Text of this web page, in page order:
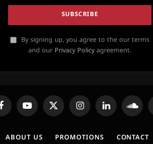
By signing up, you agree to the our terms
and our Privacy Policyagreement.
FacebookYouTubeX
(Twitter)
InstagramLinkedIn
ABOUT US PROMOTIONS CONTACT